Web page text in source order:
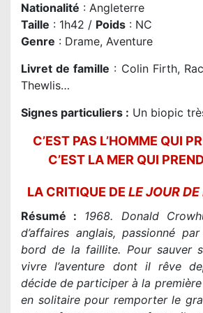
Nationalité : Angleterre
Taille : 1h42 / Poids : NC
Genre : Drame, Aventure
Livret de famille : Colin Firth,
Thewlis…
Signes particuliers : Un biopic
C’EST PAS L’HOMME QUI
C’EST LA MER QUI
LA CRITIQUE DE LE JOUR
Résumé :
1968. Donald
d’affaires anglais, passionné
bord de la faillite. Pour sauver
vivre l’aventure dont il rêve
décide de participer à la
en solitaire pour remporter le